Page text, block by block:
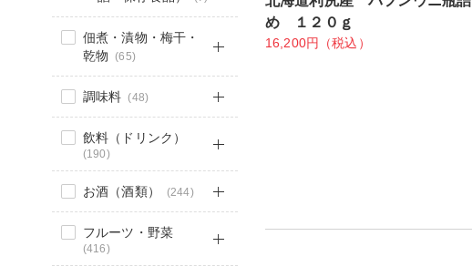
佃煮・漬物・梅干・
乾物 (65)
調味料 (48)
飲料（ドリンク）
(190)
お酒（酒類） (244)
フルーツ・野菜
(416)
め １２０ｇ
16,200円（税込）